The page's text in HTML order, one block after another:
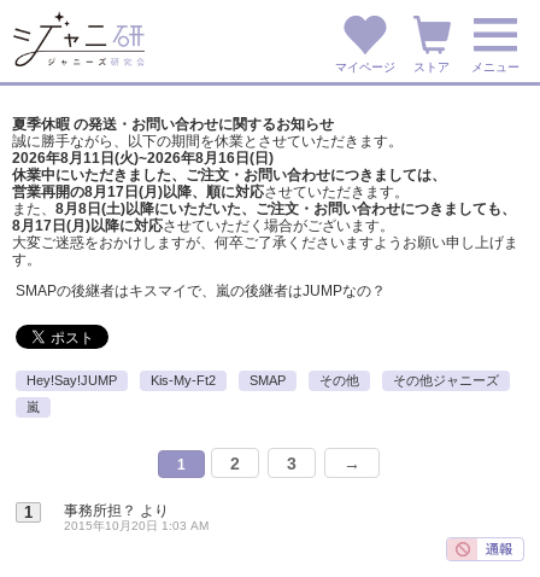
マイページ ストア メニュー
夏季休暇 の発送・お問い合わせに関するお知らせ
誠に勝手ながら、以下の期間を休業とさせていただきます。
2026年8月11日(火)~2026年8月16日(日)
休業中にいただきました、ご注文・お問い合わせにつきましては、
営業再開の8月17日(月)以降、順に対応させていただきます。
また、 8月8日(土)以降にいただいた、ご注文・ お問い合わせにつきましても、
8月17日(月)以降に対応させていただく場合がございます。
大変ご迷惑をおかけしますが、 何卒ご了承くださいますようお願い申し上げま
す。
SMAPの後継者はキスマイで、嵐の後継者はJUMPなの？
Hey!Say!JUMP Kis-My-Ft2 SMAP その他
その他ジャニーズ
嵐
1 2 3 →
1 事務所担？ より
2015年10月20日 1:03 AM